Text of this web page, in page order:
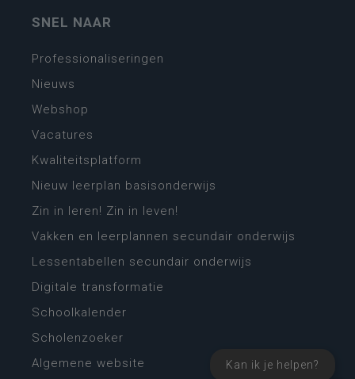
Kan ik je helpen?
SNEL NAAR
Professionaliseringen
Nieuws
Webshop
Vacatures
Kwaliteitsplatform
Nieuw leerplan basisonderwijs
Zin in leren! Zin in leven!
Vakken en leerplannen secundair onderwijs
Lessentabellen secundair onderwijs
Digitale transformatie
Schoolkalender
Scholenzoeker
Algemene website